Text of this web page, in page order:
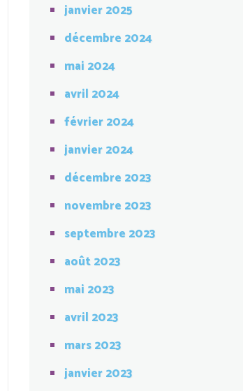
janvier 2025
décembre 2024
mai 2024
avril 2024
février 2024
janvier 2024
décembre 2023
novembre 2023
septembre 2023
août 2023
mai 2023
avril 2023
mars 2023
janvier 2023